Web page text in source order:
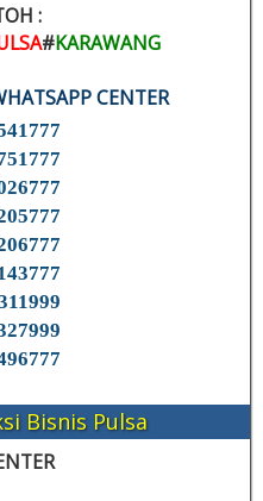
:
#KARAWANG
CENTER
Bisnis Pulsa